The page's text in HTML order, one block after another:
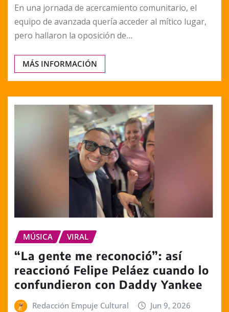
En una jornada de acercamiento comunitario, el
equipo de avanzada quería acceder al mítico lugar,
pero hallaron la oposición de…
MÁS INFORMACIÓN
MÚSICA VIRAL
“La gente me reconoció”: así
reaccionó Felipe Peláez cuando lo
confundieron con Daddy Yankee
Redacción Empuje Cultural
Jun 9, 2026